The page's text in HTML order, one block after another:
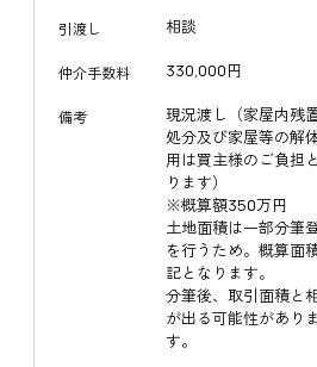
引渡し 相談
仲介手数料 330,000円
備考
現況渡し（家屋内残
処分及び家屋等の解
用は買主様のご負担
ります）
※概算額350万円
土地面積は一部分筆
を行うため。概算面
記となります。
分筆後、取引面積と
が出る可能性がありま
す。